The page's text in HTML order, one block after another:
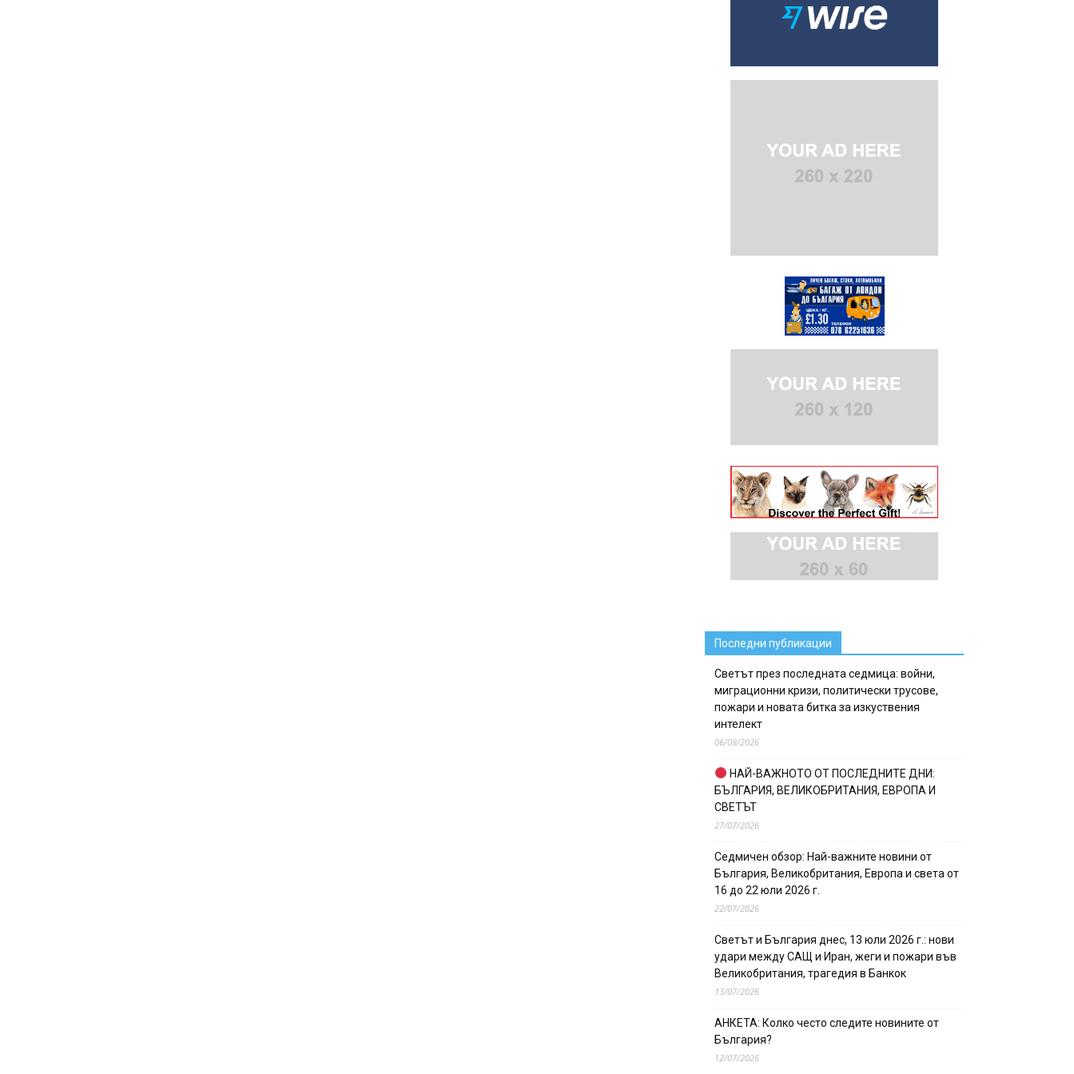
Последни публикации
Светът през последната седмица: войни,
миграционни кризи, политически трусове,
пожари и новата битка за изкуствения
интелект
06/08/2026
НАЙ-ВАЖНОТО ОТ ПОСЛЕДНИТЕ ДНИ:
БЪЛГАРИЯ, ВЕЛИКОБРИТАНИЯ, ЕВРОПА И
СВЕТЪТ
27/07/2026
Седмичен обзор: Най-важните новини от
България, Великобритания, Европа и света от
16 до 22 юли 2026 г.
22/07/2026
Светът и България днес, 13 юли 2026 г.: нови
удари между САЩ и Иран, жеги и пожари във
Великобритания, трагедия в Банкок
13/07/2026
АНКЕТА: Колко често следите новините от
България?
12/07/2026